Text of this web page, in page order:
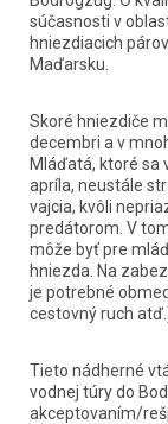
súčasnosti v
hniezdiacich
Maďarsku.
Skoré hniezdiče
decembri a v
Mláďatá, ktoré sa
apríla, neustále
vajcia, kvôli
predátorom. V
môže byť pre
hniezda. Na
je potrebné
cestovný ruch
Tieto nádherné
vodnej túry do
akceptovaním/